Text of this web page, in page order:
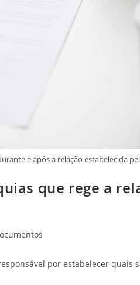
e após a relação estabelecida
que rege a
por estabelecer quais